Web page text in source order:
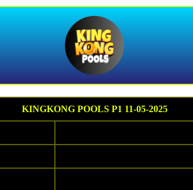
KINGKONG POOLS P1 11-05-2025